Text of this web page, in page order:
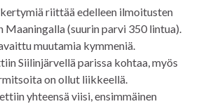
riittää edelleen ilmoitusten
Maaningalla (suurin parvi 350 lintua).
muutamia kymmeniä.
Siilinjärvellä parissa kohtaa, myös
on ollut liikkeellä.
yhteensä viisi, ensimmäinen